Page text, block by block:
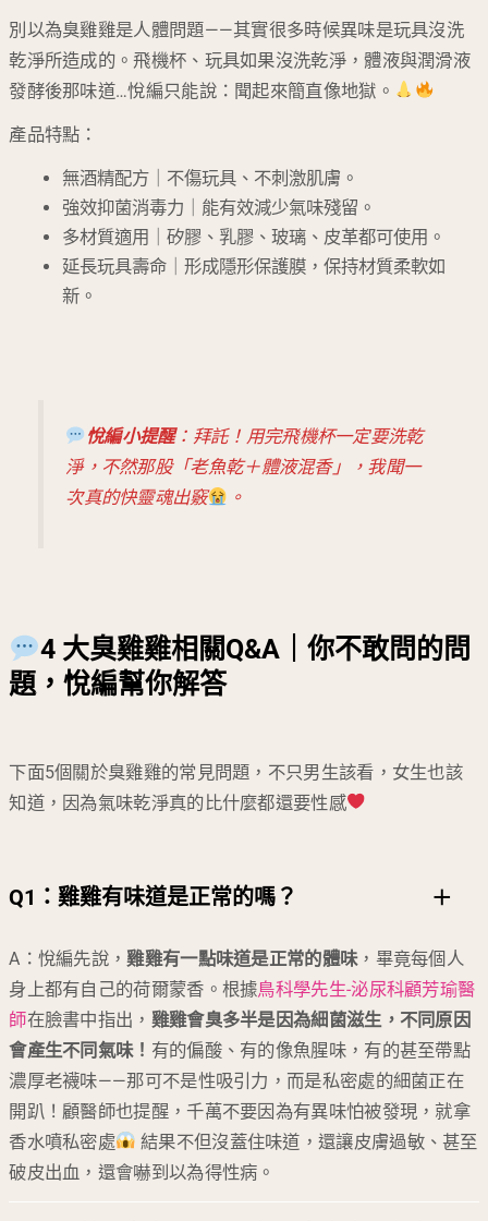
別以為臭雞雞是人體問題——其實很多時候異味是玩具沒洗
乾淨所造成的。飛機杯、玩具如果沒洗乾淨，體液與潤滑液
發酵後那味道…悅編只能說：聞起來簡直像地獄。
產品特點：
無酒精配方｜不傷玩具、不刺激肌膚。
強效抑菌消毒力｜能有效減少氣味殘留。
多材質適用｜矽膠、乳膠、玻璃、皮革都可使用。
延長玩具壽命｜形成隱形保護膜，保持材質柔軟如
新。
悅編小提醒：拜託！用完飛機杯一定要洗乾
淨，不然那股「老魚乾＋體液混香」，我聞一
次真的快靈魂出竅
。
4 大臭雞雞相關Q&A｜你不敢問的問
題，悅編幫你解答
下面5個關於臭雞雞的常見問題，不只男生該看，女生也該
知道，因為氣味乾淨真的比什麼都還要性感
Q1： 雞雞有味道是正常的嗎？
A：悅編先說，雞雞有一點味道是正常的體味，畢竟每個人
身上都有自己的荷爾蒙香。根據鳥科學先生-泌尿科顧芳瑜醫
師在臉書中指出， 雞雞會臭多半是因為細菌滋生，不同原因
會產生不同氣味！ 有的偏酸、有的像魚腥味，有的甚至帶點
濃厚老襪味——那可不是性吸引力，而是私密處的細菌正在
開趴！顧醫師也提醒，千萬不要因為有異味怕被發現，就拿
香水噴私密處
結果不但沒蓋住味道，還讓皮膚過敏、甚至
破皮出血，還會嚇到以為得性病。